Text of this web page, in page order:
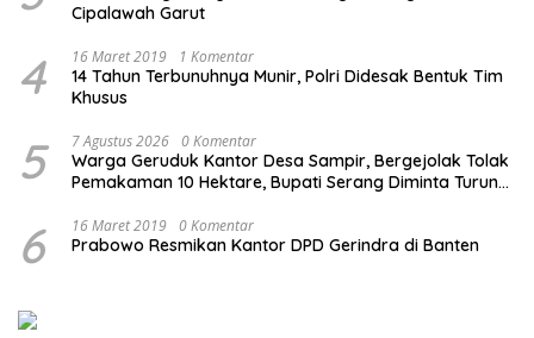
Cipalawah Garut
4 16 Maret 2019 1 Komentar
14 Tahun Terbunuhnya Munir, Polri Didesak Bentuk Tim
Khusus
5 7 Agustus 2026 0 Komentar
Warga Geruduk Kantor Desa Sampir, Bergejolak Tolak
Pemakaman 10 Hektare, Bupati Serang Diminta Turun
6 16 Maret 2019 0 Komentar
Prabowo Resmikan Kantor DPD Gerindra di Banten